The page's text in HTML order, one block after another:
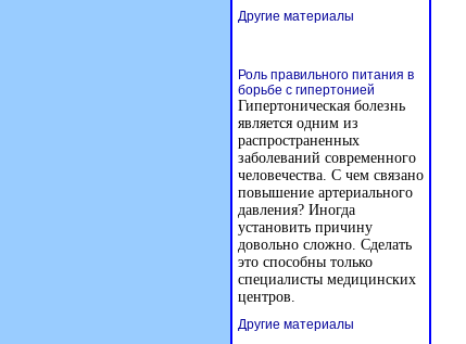
Другие материалы
Роль правильного питания в
борьбе с гипертонией
Гипертоническая болезнь
является одним из
распространенных
заболеваний современного
человечества. С чем связано
повышение артериального
давления? Иногда
установить причину
довольно сложно. Сделать
это способны только
специалисты медицинских
центров.
Другие материалы